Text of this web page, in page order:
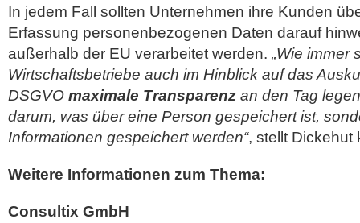
In jedem Fall sollten Unternehmen ihre Kunden
Erfassung personenbezogenen Daten darauf
außerhalb der EU verarbeitet werden. „Wie immer
Wirtschaftsbetriebe auch im Hinblick auf das
DSGVO maximale Transparenz an den Tag
darum, was über eine Person gespeichert ist,
Informationen gespeichert werden“, stellt Dickehut
Weitere Informationen zum Thema:
Consultix GmbH